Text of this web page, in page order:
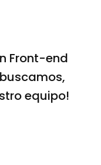
Front-end
equipo!